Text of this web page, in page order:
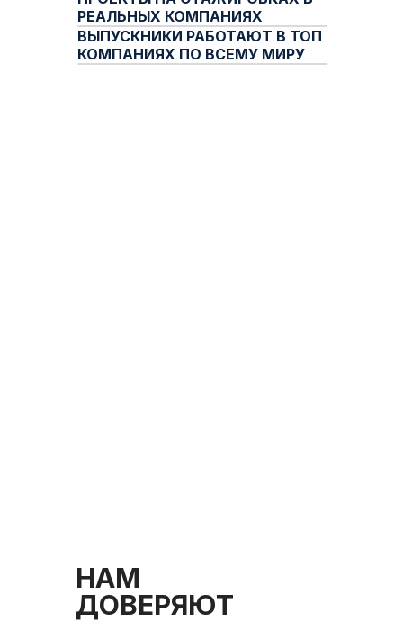
РЕАЛЬНЫХ КОМПАНИЯХ
ВЫПУСКНИКИ РАБОТАЮТ В ТОП
КОМПАНИЯХ ПО ВСЕМУ МИРУ
НАМ
ДОВЕРЯЮТ